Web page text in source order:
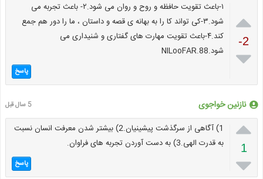

-2

۱-باعث تقویت حافظه و روح و روان می شود.۲- باعث تجربه می
شود.۳-کی تواند کا را به بهانه ی قصه و داستان ، ما را دور هم جمع
کند.۴-باعث تقویت مهارت های گفتاری و شنیداری می
شود.NILooFAR.88
پاسخ
نازنین خواجوی 5 سال قبل

1

1) آگاهی از سرگذشت پیشینیان.2) بیشتر شدن معرفت انسان نسبت
به قدرت الهی.3) به دست آوردن تجربه های فراوان.
پاسخ